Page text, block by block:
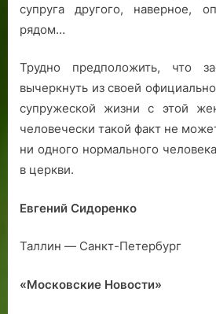
супруга другого, наверное,
рядом…
Трудно предположить, что
вычеркнуть из своей
супружеской жизни с этой
человечески такой факт не
ни одного нормального
в церкви.
Евгений Сидоренко
Таллин — Санкт-Петербург
«Московские Новости»